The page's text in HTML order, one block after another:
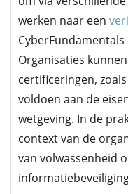
werken naar een
Organisaties
certificeringen,
voldoen aan de
wetgeving. In de
context van de
van volwassenheid